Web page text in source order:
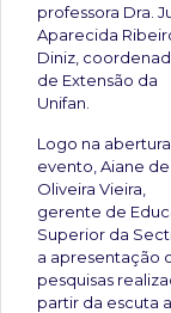
professora Dra.
Aparecida
Diniz,
de Extensão da
Unifan.
Logo na
evento, Aiane de
Oliveira Vieira,
gerente de
Superior da
a apresentação
pesquisas
partir da escuta